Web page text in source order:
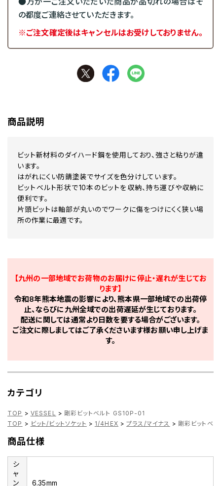
の都度ご連絡させていただきます。
※ご注文確定後はキャンセルはお受けしておりません。
商品説明
ビット新材料のダイハード鋼を使用しており、強さと粘りが違
います。
はがれにくい防錆塗装でサイズを色分けしています。
ビットベルト形状で10本のビットを収納、持ち運びや収納に
便利です。
片頭ビットは軸部が丸いのでワークに傷をつけにくく狭い場
所の作業に最適です。
【九州の一部地域でお荷物のお届けに停止・遅れが生じてお
ります】
令和8年熊本地震の影響により、熊本県一部地域での出荷停
止、ならびに九州全域での出荷遅延が生じております。
配送に関しては通常より日数を要する場合がございます。
ご注文に際しましてはご了承くださいます様お願い申し上げま
す。
カテゴリ
TOP > VESSEL > 剛彩ビットベルト GS10P-01
TOP > ビット/ビットソケット > 1/4HEX > プラス/マイナス > 剛彩ビットベ
商品仕様
シ
ャ
ン
6.35mm